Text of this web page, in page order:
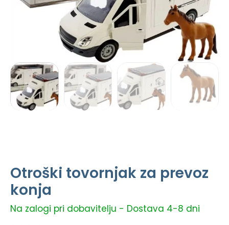
Otroški tovornjak za prevoz
konja
Na zalogi pri dobavitelju - Dostava 4-8 dni